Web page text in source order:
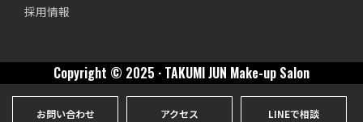
お問い合わせ アクセス LINEで相談
採用情報
Copyright © 2025 · TAKUMI JUN Make-up Salon